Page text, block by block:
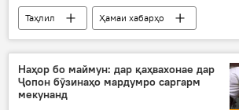
Таҳлил
Ҳамаи хабарҳо
коршиносон
аҳолӣ
Дар Тоҷикистон
АвруОсиё
Наҳор бо маймун: дар қаҳвахонае дар
Ҷопон бӯзинаҳо мардумро саргарм
мекунанд